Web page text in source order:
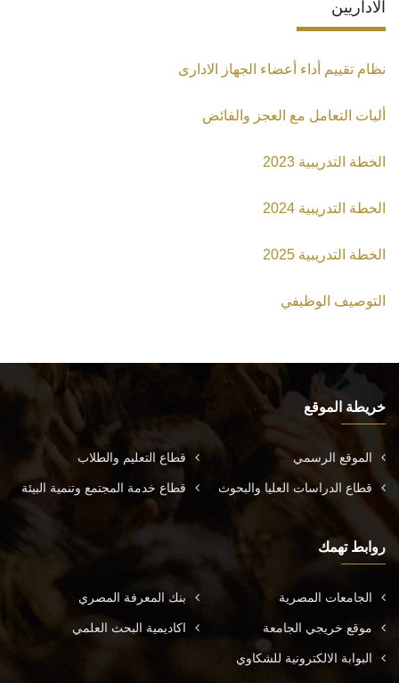
الاداريين
نظام تقييم أداء أعضاء الجهاز الادارى
أليات التعامل مع العجز والفائض
الخطة التدريبية 2023
الخطة التدريبية 2024
الخطة التدريبية 2025
التوصيف الوظيفي
خريطة الموقع
الموقع الرسمي قطاع التعليم والطلاب
قطاع الدراسات العليا والبحوث قطاع خدمة المجتمع وتنمية البيئة
روابط تهمك
الجامعات المصرية بنك المعرفة المصري
موقع خريجي الجامعة اكاديمية البحث العلمي
البوابة الالكترونية للشكاوي